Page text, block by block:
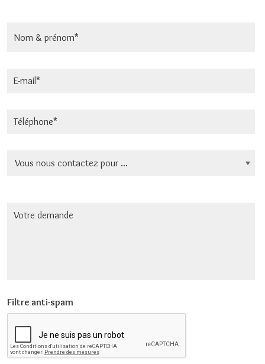
Filtre anti-spam